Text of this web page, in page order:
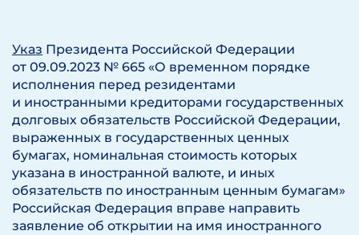
Указ Президента Российской Федерации
от 09.09.2023 № 665 «О временном порядке
исполнения перед резидентами
и иностранными кредиторами государственных
долговых обязательств Российской Федерации,
выраженных в государственных ценных
бумагах, номинальная стоимость которых
указана в иностранной валюте, и иных
обязательств по иностранным ценным бумагам»
Российская Федерация вправе направить
заявление об открытии на имя иностранного